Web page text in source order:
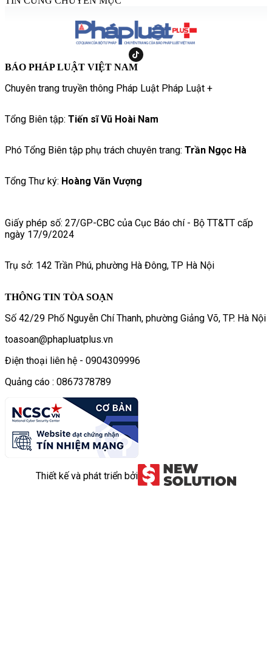
BÁO PHÁP LUẬT VIỆT NAM
Chuyên trang truyền thông Pháp Luật Pháp Luật +
Tổng Biên tập: Tiến sĩ Vũ Hoài Nam
Phó Tổng Biên tập phụ trách chuyên trang: Trần Ngọc Hà
Tổng Thư ký: Hoàng Văn Vượng
Giấy phép số: 27/GP-CBC của Cục Báo chí - Bộ TT&TT cấp
ngày 17/9/2024
Trụ sở: 142 Trần Phú, phường Hà Đông, TP Hà Nội
THÔNG TIN TÒA SOẠN
Số 42/29 Phố Nguyễn Chí Thanh, phường Giảng Võ, TP. Hà Nội
toasoan@phapluatplus.vn
Điện thoại liên hệ - 0904309996
Quảng cáo : 0867378789
Thiết kế và phát triển bởi